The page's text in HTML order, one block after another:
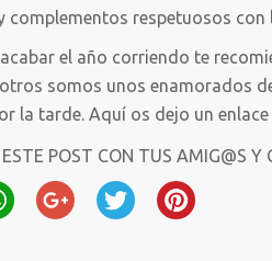
complementos respetuosos con
el año corriendo te
somos unos enamorados
la tarde. Aquí os dejo un enlace
POST CON TUS AMIG@S Y